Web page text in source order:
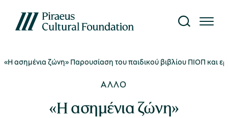
Το Ίδρυμα
Επίσκεψη
Μουσείων
Έρευνα
Αρχείο
Γνώση
What's on
όλες τις εκδηλώσεις
«Η ασημένια ζώνη» Παρουσίαση του παιδικού βιβλίου ΠΙΟΠ και
ΆΛΛΟ
«Η ασημένια ζώνη»